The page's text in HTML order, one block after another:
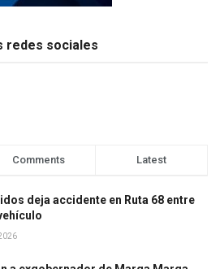
redes sociales
Comments Latest
deja accidente en Ruta 68 entre